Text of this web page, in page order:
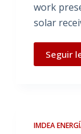
work
solar
Seguir
IMDEA